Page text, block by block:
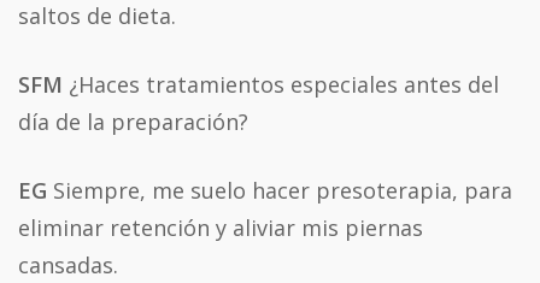
saltos de dieta.
SFM ¿Haces tratamientos especiales antes del
día de la preparación?
EG Siempre, me suelo hacer presoterapia, para
eliminar retención y aliviar mis piernas
cansadas.